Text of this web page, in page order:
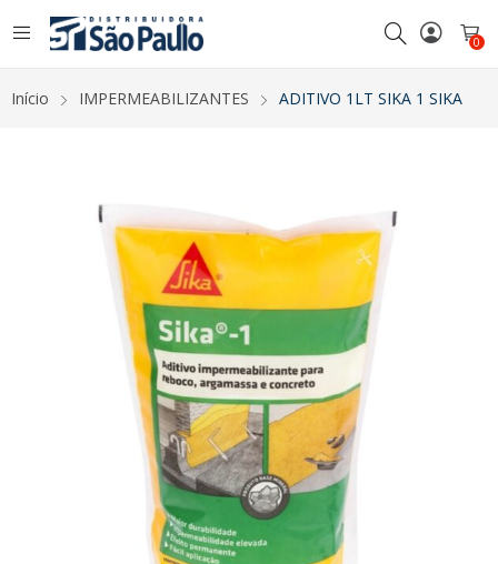
0
Início IMPERMEABILIZANTES ADITIVO 1LT SIKA 1 SIKA